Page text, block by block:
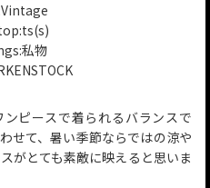
私物
ピースで着られるバランスで
せて、暑い季節ならではの涼や
がとても素敵に映えると思いま